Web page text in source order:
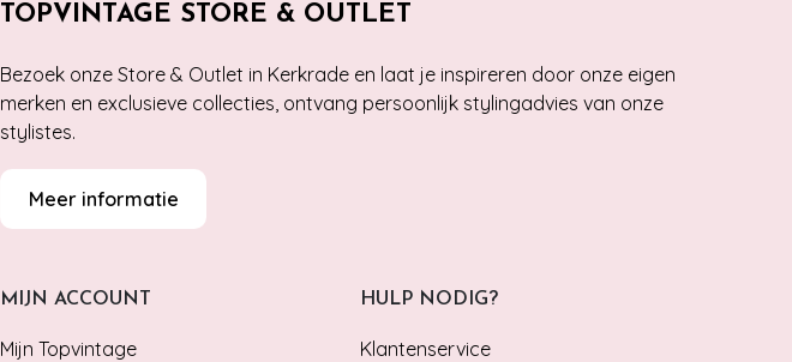
TOPVINTAGE STORE & OUTLET
Bezoek onze Store & Outlet in Kerkrade en laat je inspireren door onze eigen
merken en exclusieve collecties, ontvang persoonlijk stylingadvies van onze
stylistes.
Meer informatie
MIJN ACCOUNT
Mijn Topvintage
HULP NODIG?
Klantenservice